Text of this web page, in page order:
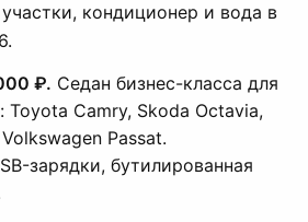
кондиционер и вода в
₽. Седан бизнес-класса для
Toyota Camry, Skoda Octavia,
Passat.
зарядки, бутилированная